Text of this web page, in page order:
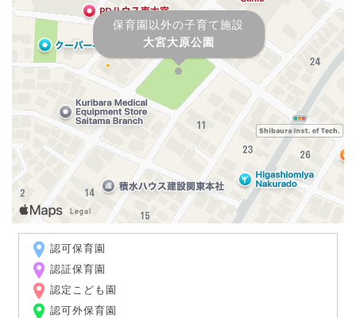
保育園以外の子育て施設
大宮大原公園
認可保育園
認証保育園
認定こども園
認可外保育園